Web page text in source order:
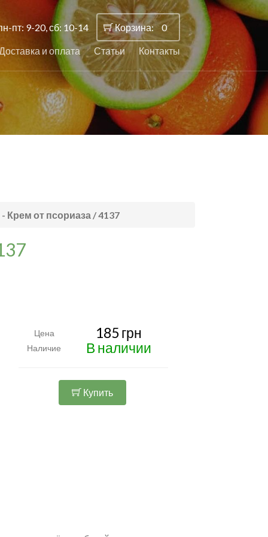
пт: 9-20, сб: 10-14 Корзина: 0
и оплата Статьи Контакты
Крем от псориаза / 4137
Цена 185 грн
Наличие В наличии
Купить